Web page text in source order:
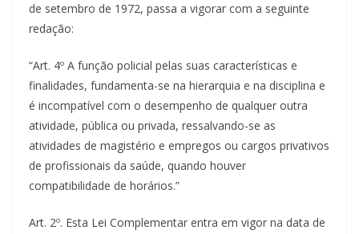
de setembro de 1972, passa a vigorar com a seguinte
redação:
“Art. 4º A função policial pelas suas características e
finalidades, fundamenta-se na hierarquia e na disciplina e
é incompatível com o desempenho de qualquer outra
atividade, pública ou privada, ressalvando-se as
atividades de magistério e empregos ou cargos privativos
de profissionais da saúde, quando houver
compatibilidade de horários.”
Art. 2º. Esta Lei Complementar entra em vigor na data de